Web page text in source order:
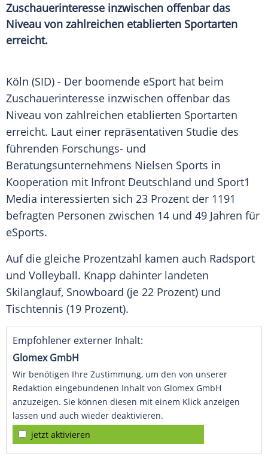
Zuschauerinteresse inzwischen offenbar das
Niveau von zahlreichen etablierten Sportarten
erreicht.
Köln (SID) - Der boomende eSport hat beim
Zuschauerinteresse inzwischen offenbar das
Niveau von zahlreichen etablierten Sportarten
erreicht. Laut einer repräsentativen Studie des
führenden Forschungs- und
Beratungsunternehmens Nielsen Sports in
Kooperation mit Infront Deutschland und Sport1
Media interessierten sich 23 Prozent der 1191
befragten Personen zwischen 14 und 49 Jahren für
eSports.
Auf die gleiche Prozentzahl kamen auch Radsport
und Volleyball. Knapp dahinter landeten
Skilanglauf, Snowboard (je 22 Prozent) und
Tischtennis (19 Prozent).
Empfohlener externer Inhalt:
Glomex GmbH
Wir benötigen Ihre Zustimmung, um den von unserer
Redaktion eingebundenen Inhalt von Glomex GmbH
anzuzeigen. Sie können diesen mit einem Klick anzeigen
lassen und auch wieder deaktivieren.
jetzt aktivieren